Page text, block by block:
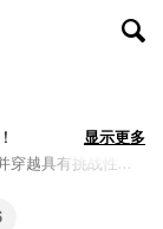
穿越具有挑战性的
显示更多